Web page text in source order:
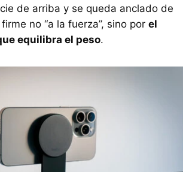
de arriba y se queda anclado de
no “a la fuerza”, sino por el
equilibra el peso.